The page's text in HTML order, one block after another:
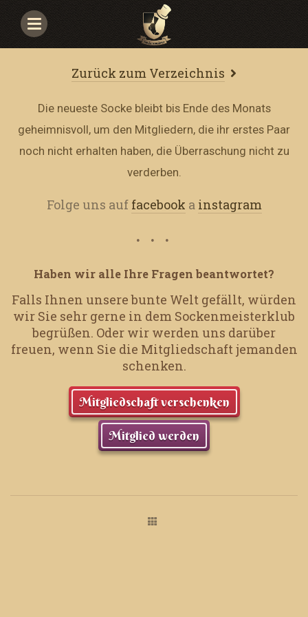
Navigace
Zurück zum Verzeichnis
Die neueste Socke bleibt bis Ende des Monats
geheimnisvoll, um den Mitgliedern, die ihr erstes Paar
noch nicht erhalten haben, die Überraschung nicht zu
verderben.
Folge uns auf facebook a instagram
Haben wir alle Ihre Fragen beantwortet?
Falls Ihnen unsere bunte Welt gefällt, würden
wir Sie sehr gerne in dem Sockenmeisterklub
begrüßen. Oder wir werden uns darüber
freuen, wenn Sie die Mitgliedschaft jemanden
schenken.
Mitgliedschaft verschenken
Mitglied werden